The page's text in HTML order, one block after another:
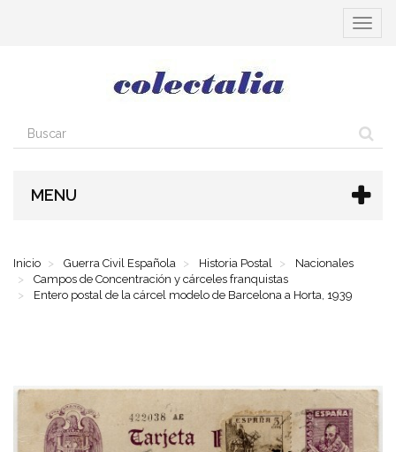
MENU
Inicio Guerra Civil Española Historia Postal
Nacionales
Campos de Concentración y cárceles franquistas
Entero postal de la cárcel modelo de Barcelona a Horta, 1939